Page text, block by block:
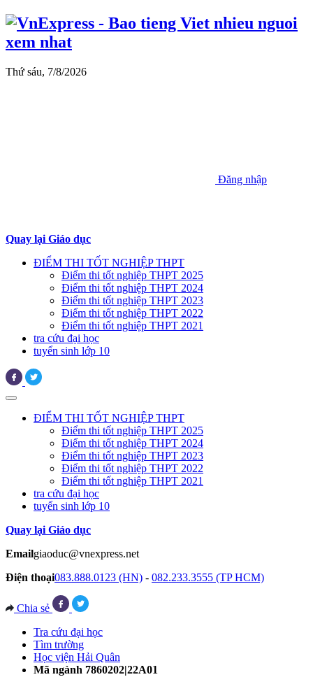
Thứ sáu, 7/8/2026
Đăng nhập
Quay lại Giáo dục
ĐIỂM THI TỐT NGHIỆP THPT
Điểm thi tốt nghiệp THPT 2025
Điểm thi tốt nghiệp THPT 2024
Điểm thi tốt nghiệp THPT 2023
Điểm thi tốt nghiệp THPT 2022
Điểm thi tốt nghiệp THPT 2021
tra cứu đại học
tuyển sinh lớp 10
ĐIỂM THI TỐT NGHIỆP THPT
Điểm thi tốt nghiệp THPT 2025
Điểm thi tốt nghiệp THPT 2024
Điểm thi tốt nghiệp THPT 2023
Điểm thi tốt nghiệp THPT 2022
Điểm thi tốt nghiệp THPT 2021
tra cứu đại học
tuyển sinh lớp 10
Quay lại Giáo dục
Emailgiaoduc@vnexpress.net
Điện thoại083.888.0123 (HN) - 082.233.3555 (TP HCM)
Chia sẻ
Tra cứu đại học
Tìm trường
Học viện Hải Quân
Mã ngành 7860202|22A01